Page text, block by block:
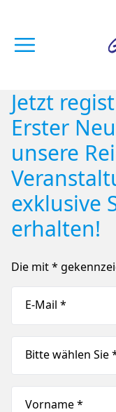
Jetzt
Erster
unsere
exklusive
erhalten!
Die mit *
E-Mail *
Bitte wählen Sie
Vorname *